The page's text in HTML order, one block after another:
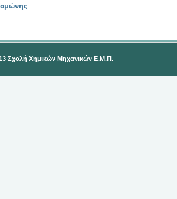
Σχολή Χημικών Μηχανικών Ε.Μ.Π.